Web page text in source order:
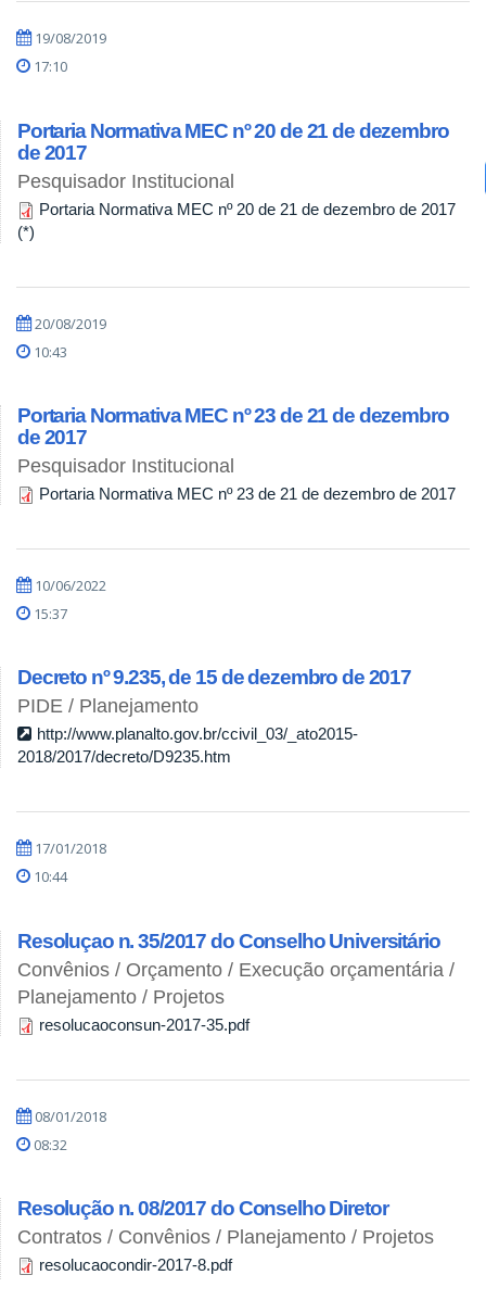
19/08/2019
17:10
Portaria Normativa MEC nº 20 de 21 de dezembro
de 2017
Pesquisador Institucional
Portaria Normativa MEC nº 20 de 21 de dezembro de 2017
(*)
20/08/2019
10:43
Portaria Normativa MEC nº 23 de 21 de dezembro
de 2017
Pesquisador Institucional
Portaria Normativa MEC nº 23 de 21 de dezembro de 2017
10/06/2022
15:37
Decreto nº 9.235, de 15 de dezembro de 2017
PIDE / Planejamento
http://www.planalto.gov.br/ccivil_03/_ato2015-
2018/2017/decreto/D9235.htm
17/01/2018
10:44
Resoluçao n. 35/2017 do Conselho Universitário
Convênios / Orçamento / Execução orçamentária /
Planejamento / Projetos
resolucaoconsun-2017-35.pdf
08/01/2018
08:32
Resolução n. 08/2017 do Conselho Diretor
Contratos / Convênios / Planejamento / Projetos
resolucaocondir-2017-8.pdf